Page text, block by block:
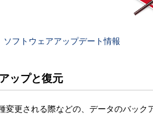
ソフトウェアアップデート情報
ップと復元
変更される際などの、データのバック